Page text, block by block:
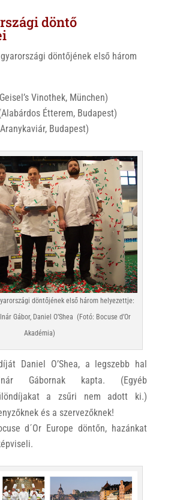
döntő
döntőjének első három
Vinothek, München)
Étterem, Budapest)
Budapest)
döntőjének első három helyezettje:
Gábor, Daniel O’Shea (Fotó: Bocuse d’Or
Akadémia)
Daniel O’Shea, a legszebb hal
Gábornak kapta. (Egyéb
a zsűri nem adott ki.)
és a szervezőknek!
d´Or Europe döntőn, hazánkat